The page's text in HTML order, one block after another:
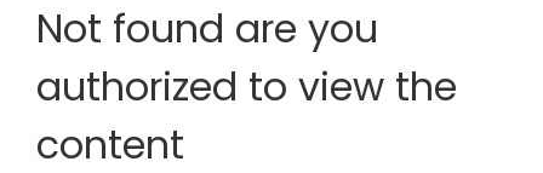
Not found are you
authorized to view the
content